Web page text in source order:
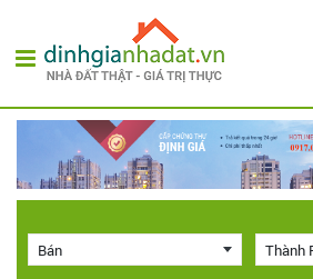
Bán Thành